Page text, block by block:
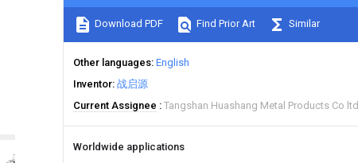
Download PDF Find Prior Art Similar
Other languages English
Inventor 战启源
Current Assignee
Tangshan Huashang Metal Products Co ltd
Worldwide applications